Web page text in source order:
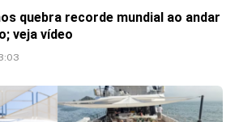
quebra recorde mundial ao andar
veja vídeo